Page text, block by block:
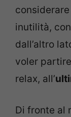
inutilità,
dall’altro
voler
relax, all’
Di fronte al